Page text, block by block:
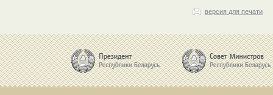
версия для печати